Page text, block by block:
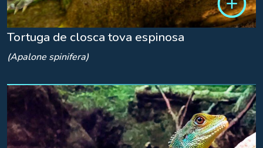
Tortuga de closca tova espinosa
(Apalone spinifera)